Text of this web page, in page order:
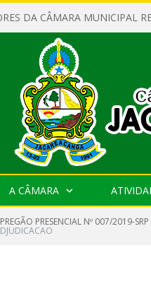
A CÂMARA
PREGÃO PRESENCIAL Nº 007/